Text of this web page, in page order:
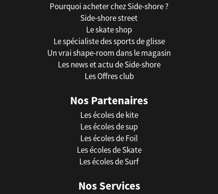
Pourquoi acheter chez Side-shore ?
Side-shore street
Le skate shop
Le spécialiste des sports de glisse
Un vrai shape-room dans le magasin
Les news et actu de Side-shore
Les Offres club
Nos Partenaires
Les écoles de kite
Les écoles de sup
Les écoles de Foil
Les écoles de Skate
Les écoles de Surf
Nos Services